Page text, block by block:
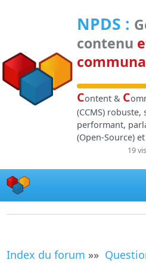
NPDS :
contenu
Content & C
(CCMS)
performant,
(Open-Source)
19
Index du forum »»